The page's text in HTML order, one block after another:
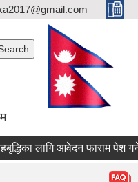
लागि आवेदन फाराम पेश गर्ने